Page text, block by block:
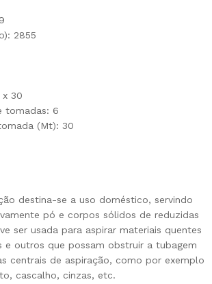
2855
x 30
tomadas: 6
(Mt): 30
destina-se a uso doméstico, servindo
pó e corpos sólidos de reduzidas
ser usada para aspirar materiais quentes
e outros que possam obstruir a tubagem
centrais de aspiração, como por exemplo
cascalho, cinzas, etc.